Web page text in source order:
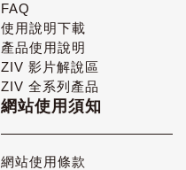
FAQ
使用說明下載
產品使用說明
ZIV 影片解說區
ZIV 全系列產品
網站使用須知
網站使用條款